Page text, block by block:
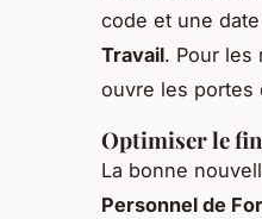
code et une
Travail. Pour les
ouvre les portes
Optimiser le
La bonne
Personnel de